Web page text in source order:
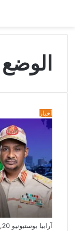
أخبار
آرابيا بوستيونيو 20, 2023